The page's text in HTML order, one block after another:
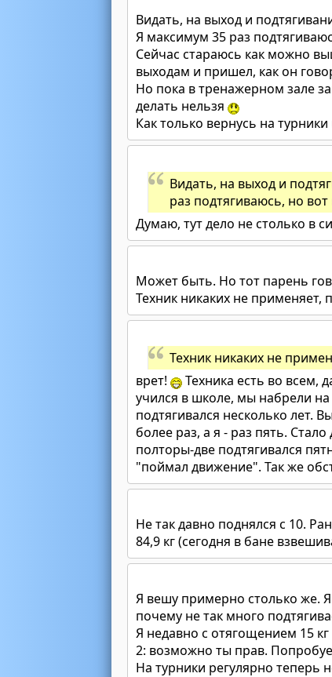
Видать, на выход и
Я максимум 35 раз
Сейчас стараюсь как можно
выходам и пришел, как он
Но пока в тренажерном зале
делать нельзя
Как только вернусь на
Видать, на выход и
раз подтягиваюсь, но
Думаю, тут дело не столько в
Может быть. Но тот парень
Техник никаких не применяет,
Техник никаких не
врет!
Техника есть во всем,
учился в школе, мы набрели на
подтягивался несколько лет.
более раз, а я - раз пять.
полторы-две подтягивался
"поймал движение". Так же
Не так давно поднялся с 10.
84,9 кг (сегодня в бане
Я вешу примерно столько же.
почему не так много
Я недавно с отягощением 15 кг
2: возможно ты прав.
На турники регулярно теперь